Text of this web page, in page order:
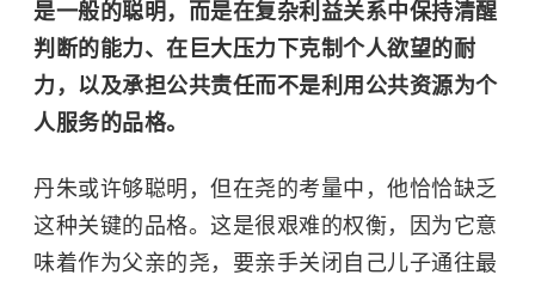
是一般的聪明，而是在复杂利益关系中保持清醒
判断的能力、在巨大压力下克制个人欲望的耐
力，以及承担公共责任而不是利用公共资源为个
人服务的品格。
丹朱或许够聪明，但在尧的考量中，他恰恰缺乏
这种关键的品格。这是很艰难的权衡，因为它意
味着作为父亲的尧，要亲手关闭自己儿子通往最